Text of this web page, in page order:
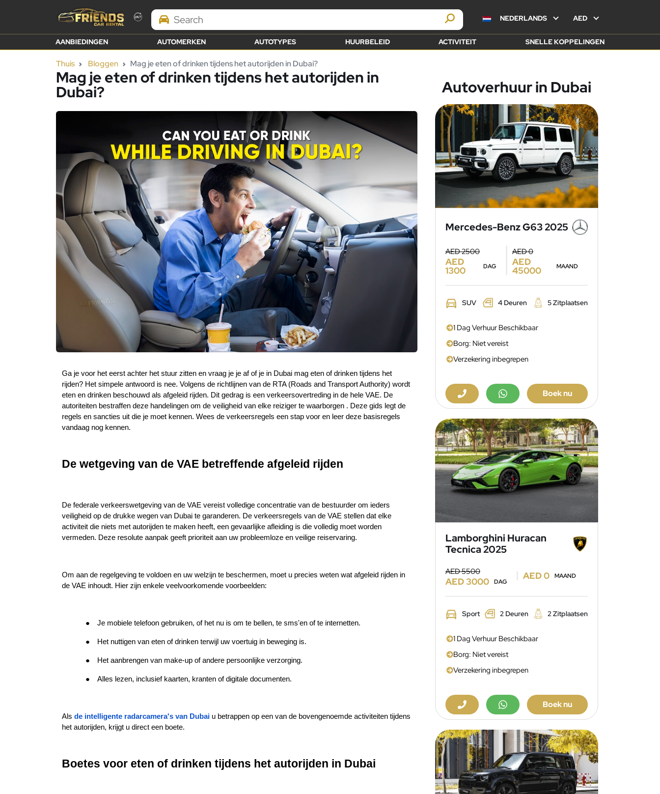
Search Brands NEDERLANDS AED
AANBIEDINGEN AUTOMERKEN AUTOTYPES HUURBELEID ACTIVITEIT SNELLE KOPPELINGEN
Thuis Bloggen Mag je eten of drinken tijdens het autorijden in Dubai?
Mag je eten of drinken tijdens het autorijden in
Dubai?
Ga je voor het eerst achter het stuur zitten en vraag je je af of je in Dubai mag eten of drinken tijdens het
rijden? Het simpele antwoord is nee. Volgens de richtlijnen van de RTA (Roads and Transport Authority) wordt
eten en drinken beschouwd als afgeleid rijden. Dit gedrag is een verkeersovertreding in de hele VAE. De
autoriteiten bestraffen deze handelingen om de veiligheid van elke reiziger te waarborgen . Deze gids legt de
regels en sancties uit die je moet kennen. Wees de verkeersregels een stap voor en leer deze basisregels
vandaag nog kennen.
De wetgeving van de VAE betreffende afgeleid rijden
De federale verkeerswetgeving van de VAE vereist volledige concentratie van de bestuurder om ieders
veiligheid op de drukke wegen van Dubai te garanderen. De verkeersregels van de VAE stellen dat elke
activiteit die niets met autorijden te maken heeft, een gevaarlijke afleiding is die volledig moet worden
vermeden. Deze resolute aanpak geeft prioriteit aan uw probleemloze en veilige reiservaring.
Om aan de regelgeving te voldoen en uw welzijn te beschermen, moet u precies weten wat afgeleid rijden in
de VAE inhoudt. Hier zijn enkele veelvoorkomende voorbeelden:
● Je mobiele telefoon gebruiken, of het nu is om te bellen, te sms'en of te internetten.
● Het nuttigen van eten of drinken terwijl uw voertuig in beweging is.
● Het aanbrengen van make-up of andere persoonlijke verzorging.
● Alles lezen, inclusief kaarten, kranten of digitale documenten.
Als de intelligente radarcamera's van Dubai u betrappen op een van de bovengenoemde activiteiten tijdens
het autorijden, krijgt u direct een boete.
Boetes voor eten of drinken tijdens het autorijden in Dubai
Autoverhuur in Dubai
Mercedes-Benz G63 2025
AED 2500
AED
1300 DAG
AED 0
AED
45000 MAAND
SUV 4 Deuren 5 Zitplaatsen
1 Dag Verhuur Beschikbaar
Borg: Niet vereist
Verzekering inbegrepen
Boek nu
Lamborghini Huracan
Tecnica 2025
AED 5500
AED 3000 DAG
AED 0 MAAND
Sport 2 Deuren 2 Zitplaatsen
1 Dag Verhuur Beschikbaar
Borg: Niet vereist
Verzekering inbegrepen
Boek nu